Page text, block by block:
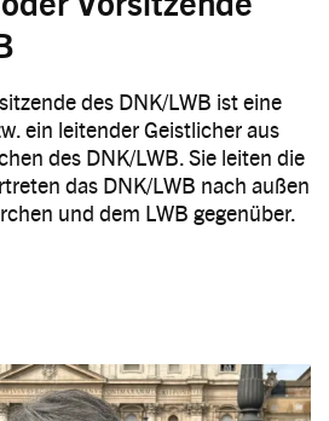
des DNK/LWB ist eine
ein leitender Geistlicher aus
des DNK/LWB. Sie leiten die
das DNK/LWB nach außen
und dem LWB gegenüber.